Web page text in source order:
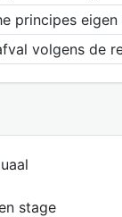
principes
volgens de
stage